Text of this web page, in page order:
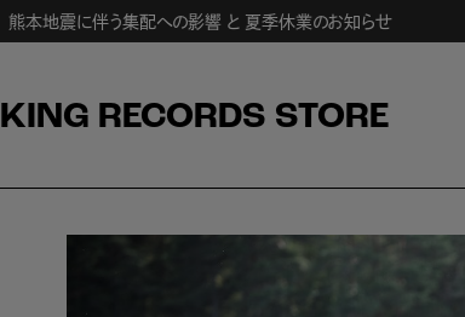
熊本地震に伴う集配への影響 と 夏季休業のお知らせ
KING RECORDS STORE